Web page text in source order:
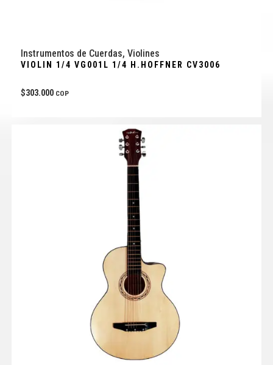
Instrumentos de Cuerdas, Violines
VIOLIN 1/4 VG001L 1/4 H.HOFFNER CV3006
$303.000 COP